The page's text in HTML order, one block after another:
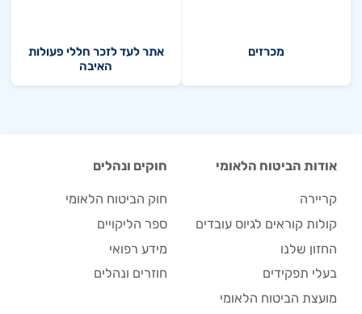
מכרזים
אתר לעד לזכר חללי פעולות
האיבה
אודות הביטוח הלאומי
קריירה
קולות קוראים לגיוס עובדים
החזון שלנו
בעלי תפקידים
מועצת הביטוח הלאומי
חוקים ונהלים
חוק הביטוח הלאומי
ספר הליקויים
מידע רפואי
חוזרים ונהלים